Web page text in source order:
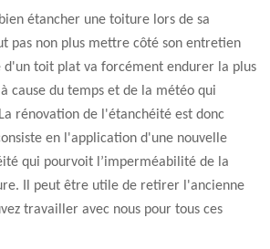
étancher une toiture lors de sa
pas non plus mettre côté son entretien
d'un toit plat va forcément endurer la plus
cause du temps et de la météo qui
rénovation de l'étanchéité est donc
en l'application d'une nouvelle
qui pourvoit l’imperméabilité de la
Il peut être utile de retirer l'ancienne
travailler avec nous pour tous ces